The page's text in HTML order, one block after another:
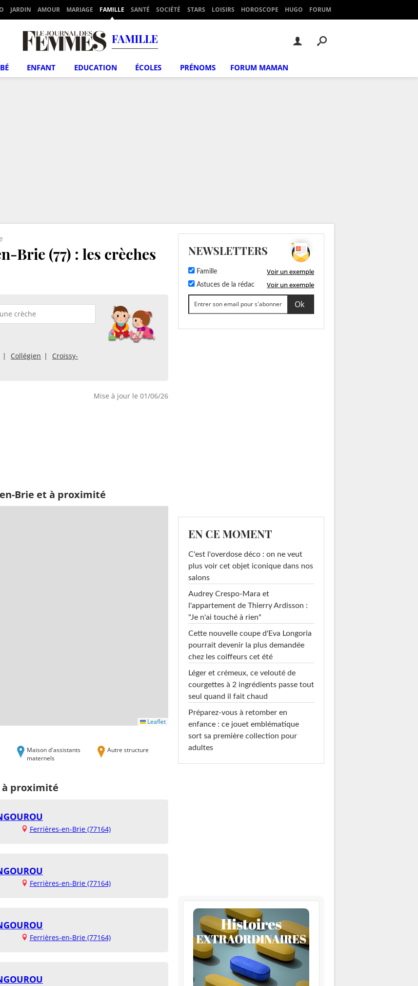
JARDIN AMOUR MARIAGE FAMILLE SANTÉ SOCIÉTÉ STARS LOISIRS HOROSCOPE HUGO FORUM
FAMILLE
ENFANT EDUCATION ÉCOLES PRÉNOMS FORUM MAMAN
Brie (77) : les crèches
Collégien
Croissy-
Mise à jour le 01/06/26
Brie et à proximité
Leaflet
Maison d'assistants
maternels
Autre structure
à proximité
Ferrières-en-Brie (77164)
Ferrières-en-Brie (77164)
Ferrières-en-Brie (77164)
NEWSLETTERS
Famille Voir un exemple
Astuces de la rédac Voir un exemple
EN CE MOMENT
C'est l'overdose déco : on ne veut
plus voir cet objet iconique dans nos
salons
Audrey Crespo-Mara et
l'appartement de Thierry Ardisson :
"Je n'ai touché à rien"
Cette nouvelle coupe d'Eva Longoria
pourrait devenir la plus demandée
chez les coiffeurs cet été
Léger et crémeux, ce velouté de
courgettes à 2 ingrédients passe tout
seul quand il fait chaud
Préparez-vous à retomber en
enfance : ce jouet emblématique
sort sa première collection pour
adultes